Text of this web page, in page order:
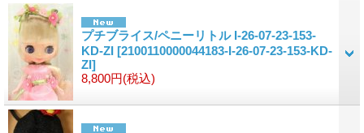
プチブライス/ペニーリトル I-26-07-23-153-
KD-ZI [2100110000044183-I-26-07-23-153-KD-
ZI]
8,800円(税込)